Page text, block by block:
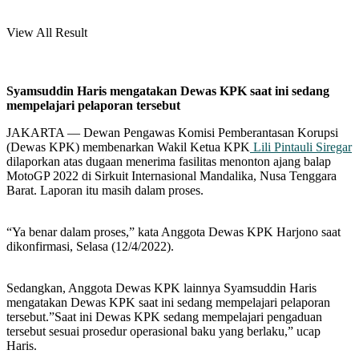
View All Result
Syamsuddin Haris mengatakan Dewas KPK saat ini sedang
mempelajari pelaporan tersebut
JAKARTA — Dewan Pengawas Komisi Pemberantasan Korupsi
(Dewas KPK) membenarkan Wakil Ketua KPK Lili Pintauli Siregar
dilaporkan atas dugaan menerima fasilitas menonton ajang balap
MotoGP 2022 di Sirkuit Internasional Mandalika, Nusa Tenggara
Barat. Laporan itu masih dalam proses.
“Ya benar dalam proses,” kata Anggota Dewas KPK Harjono saat
dikonfirmasi, Selasa (12/4/2022).
Sedangkan, Anggota Dewas KPK lainnya Syamsuddin Haris
mengatakan Dewas KPK saat ini sedang mempelajari pelaporan
tersebut.”Saat ini Dewas KPK sedang mempelajari pengaduan
tersebut sesuai prosedur operasional baku yang berlaku,” ucap
Haris.